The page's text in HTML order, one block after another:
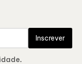
Inscrever
.